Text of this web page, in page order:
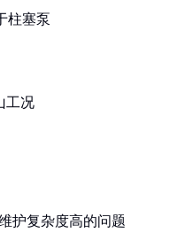
柱塞泵
工况
护复杂度高的问题